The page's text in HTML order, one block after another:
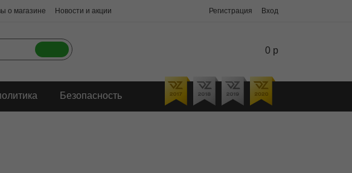
о магазине Новости и акции Регистрация Вход
0 р
Безопасность